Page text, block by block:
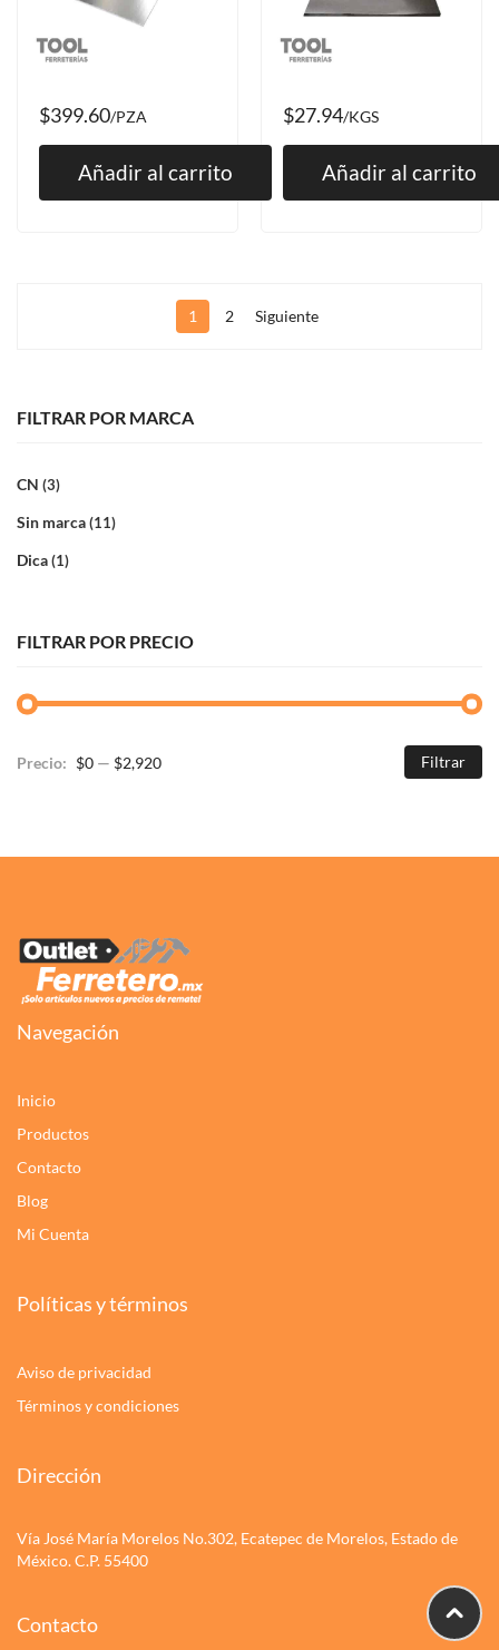
$399.60/PZA
Añadir al carrito
$27.94/KGS
Añadir al carrito
1 2 Siguiente
FILTRAR POR MARCA
CN (3)
Sin marca(11)
Dica(1)
FILTRAR POR PRECIO
Filtrar
Precio: $0 — $2,920
Navegación
Inicio
Productos
Contacto
Blog
Mi Cuenta
Políticas y términos
Aviso de privacidad
Términos y condiciones
Dirección
Vía José María Morelos No.302, Ecatepec de Morelos, Estado de
México. C.P. 55400
Contacto